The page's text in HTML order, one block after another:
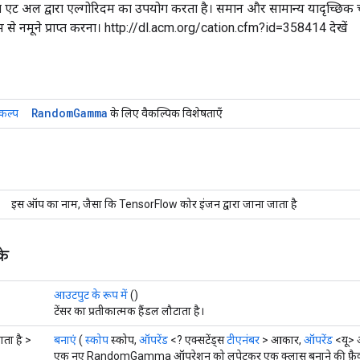
एट अल द्वारा एल्गोरिदम का उपयोग करता है। समान और सामान्य
से नमूने प्राप्त करना। http://dl.acm.org/cation.cfm?id=358414 देखें
RandomGamma के लिए वैकल्पिक विशेषताएँ
इस ऑप का नाम, जैसा कि TensorFlow कोर इंजन द्वारा जाना जाता है
आउटपुट के रूप में()
टेंसर का प्रतीकात्मक हैंडल लौटाता है।
है > बनाएं( स्कोपस्कोप, ऑपरेंड <? एक्सटेंड्सटीएनंबर > आकार, ऑपरेंड <यू>
एक नए RandomGamma ऑपरेशन को लपेटकर एक क्लास बनाने की